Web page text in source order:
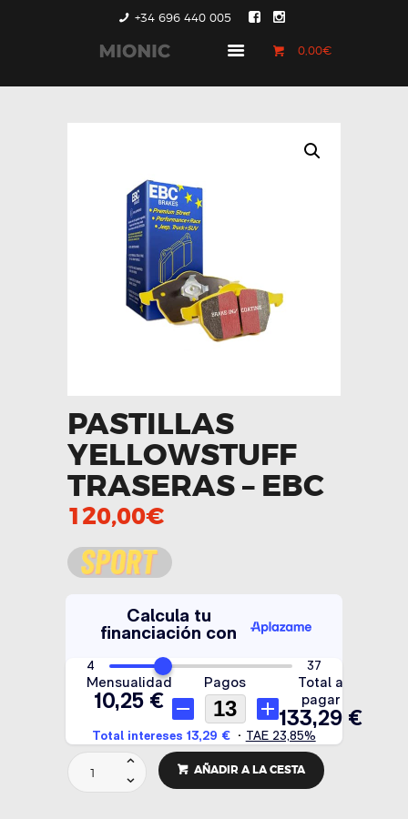
+34 696 440 005
0,00€
GENERACIÓN 1
COUNTRYMAN &
PACEMAN
CONTACTO
PASTILLAS
YELLOWSTUFF
TRASERAS – EBC
120,00€
PASTILLAS
YELLOWSTUFF
TRASERAS
AÑADIR A LA CESTA